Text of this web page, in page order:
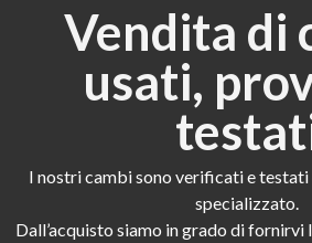
Vendita di
usati,
I nostri cambi sono verificati e
specializzato.
Dall’acquisto siamo in grado di fornirvi